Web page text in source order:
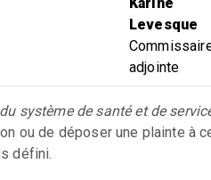
Levesque
adjointe
système de santé et de
ou de déposer une plainte à
défini.